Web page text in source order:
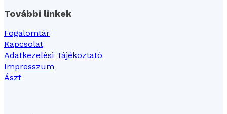
További linkek
Fogalomtár
Kapcsolat
Adatkezelési Tájékoztató
Impresszum
Ászf